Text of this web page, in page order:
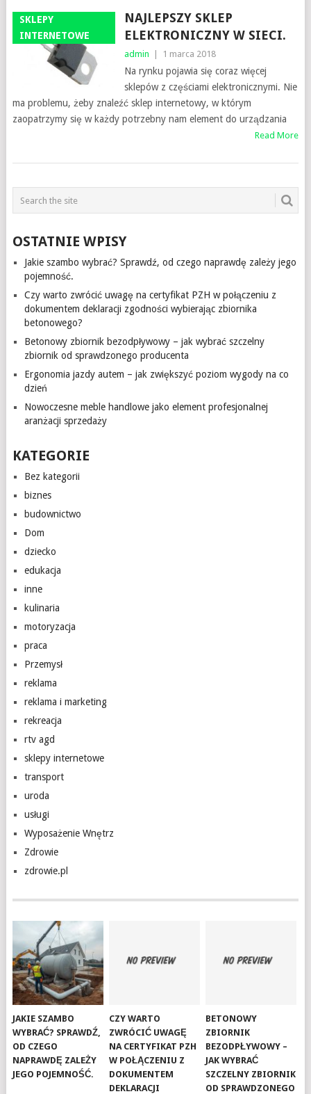
SKLEPY
INTERNETOWE
NAJLEPSZY SKLEP
ELEKTRONICZNY W SIECI.
admin 1 marca 2018
Na rynku pojawia się coraz więcej
sklepów z częściami elektronicznymi. Nie
ma problemu, żeby znaleźć sklep internetowy, w którym
zaopatrzymy się w każdy potrzebny nam element do urządzania
Read More
OSTATNIE WPISY
Jakie szambo wybrać? Sprawdź, od czego naprawdę zależy jego
pojemność.
Czy warto zwrócić uwagę na certyfikat PZH w połączeniu z
dokumentem deklaracji zgodności wybierając zbiornika
betonowego?
Betonowy zbiornik bezodpływowy – jak wybrać szczelny
zbiornik od sprawdzonego producenta
Ergonomia jazdy autem – jak zwiększyć poziom wygody na co
dzień
Nowoczesne meble handlowe jako element profesjonalnej
aranżacji sprzedaży
KATEGORIE
Bez kategorii
biznes
budownictwo
Dom
dziecko
edukacja
inne
kulinaria
motoryzacja
praca
Przemysł
reklama
reklama i marketing
rekreacja
rtv agd
sklepy internetowe
transport
uroda
usługi
Wyposażenie Wnętrz
Zdrowie
zdrowie.pl
JAKIE SZAMBO
WYBRAĆ? SPRAWDŹ,
OD CZEGO
NAPRAWDĘ ZALEŻY
JEGO POJEMNOŚĆ.
CZY WARTO
ZWRÓCIĆ UWAGĘ
NA CERTYFIKAT PZH
W POŁĄCZENIU Z
DOKUMENTEM
DEKLARACJI
BETONOWY
ZBIORNIK
BEZODPŁYWOWY –
JAK WYBRAĆ
SZCZELNY ZBIORNIK
OD SPRAWDZONEGO